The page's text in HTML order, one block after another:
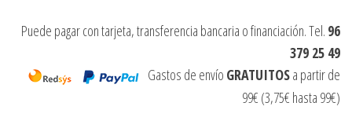
e
g
a
i
Puede pagar con tarjeta, transferencia bancaria o financiación. Tel. 96
379 25 49
Gastos de envío GRATUITOSa partir de
99€ (3,75€ hasta 99€)